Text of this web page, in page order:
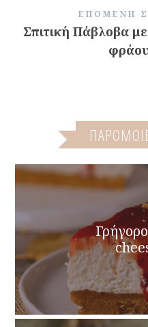
ΕΠΌΜΕΝΗ
Σπιτική Πάβλοβα